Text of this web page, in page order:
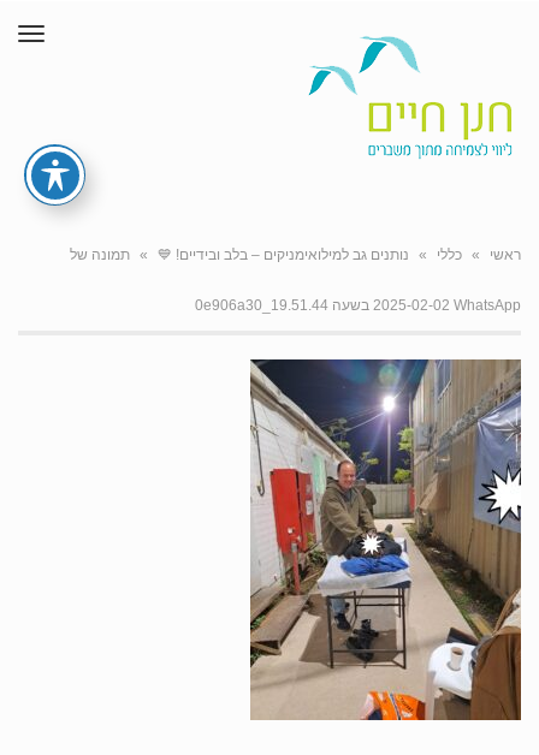
ראשי » כללי » נותנים גב למילואימניקים – בלב ובידיים! 💙 » תמונה של
WhatsApp‏ 2025-02-02 בשעה 19.51.44_0e906a30